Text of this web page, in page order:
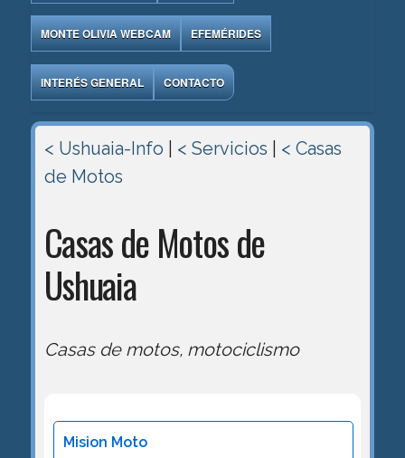
MONTE OLIVIA WEBCAM EFEMÉRIDES
INTERÉS GENERAL CONTACTO
< Ushuaia-Info < Servicios
< Casas
de Motos
Casas de Motos de
Ushuaia
Casas de motos, motociclismo
Mision Moto